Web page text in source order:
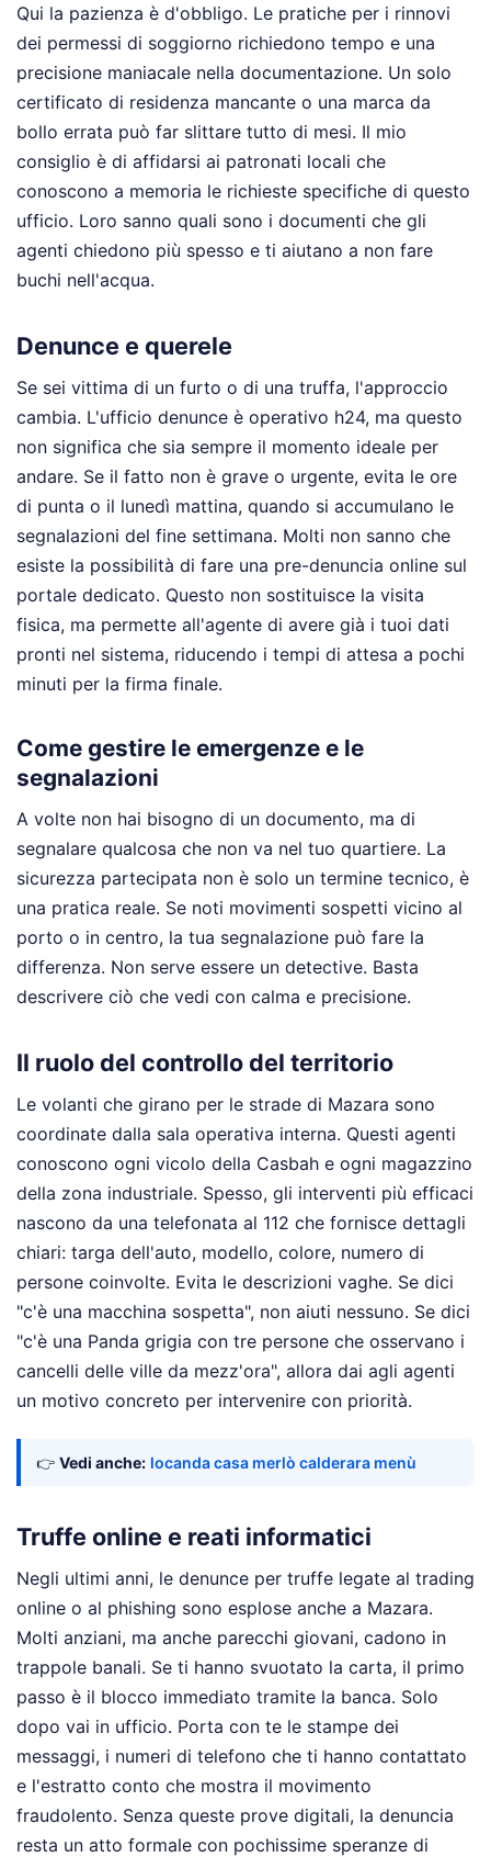
Qui la pazienza è d'obbligo. Le pratiche per i rinnovi
dei permessi di soggiorno richiedono tempo e una
precisione maniacale nella documentazione. Un solo
certificato di residenza mancante o una marca da
bollo errata può far slittare tutto di mesi. Il mio
consiglio è di affidarsi ai patronati locali che
conoscono a memoria le richieste specifiche di questo
ufficio. Loro sanno quali sono i documenti che gli
agenti chiedono più spesso e ti aiutano a non fare
buchi nell'acqua.
Denunce e querele
Se sei vittima di un furto o di una truffa, l'approccio
cambia. L'ufficio denunce è operativo h24, ma questo
non significa che sia sempre il momento ideale per
andare. Se il fatto non è grave o urgente, evita le ore
di punta o il lunedì mattina, quando si accumulano le
segnalazioni del fine settimana. Molti non sanno che
esiste la possibilità di fare una pre-denuncia online sul
portale dedicato. Questo non sostituisce la visita
fisica, ma permette all'agente di avere già i tuoi dati
pronti nel sistema, riducendo i tempi di attesa a pochi
minuti per la firma finale.
Come gestire le emergenze e le
segnalazioni
A volte non hai bisogno di un documento, ma di
segnalare qualcosa che non va nel tuo quartiere. La
sicurezza partecipata non è solo un termine tecnico, è
una pratica reale. Se noti movimenti sospetti vicino al
porto o in centro, la tua segnalazione può fare la
differenza. Non serve essere un detective. Basta
descrivere ciò che vedi con calma e precisione.
Il ruolo del controllo del territorio
Le volanti che girano per le strade di Mazara sono
coordinate dalla sala operativa interna. Questi agenti
conoscono ogni vicolo della Casbah e ogni magazzino
della zona industriale. Spesso, gli interventi più efficaci
nascono da una telefonata al 112 che fornisce dettagli
chiari: targa dell'auto, modello, colore, numero di
persone coinvolte. Evita le descrizioni vaghe. Se dici
"c'è una macchina sospetta", non aiuti nessuno. Se dici
"c'è una Panda grigia con tre persone che osservano i
cancelli delle ville da mezz'ora", allora dai agli agenti
un motivo concreto per intervenire con priorità.
👉 Vedi anche: locanda casa merlò calderara menù
Truffe online e reati informatici
Negli ultimi anni, le denunce per truffe legate al trading
online o al phishing sono esplose anche a Mazara.
Molti anziani, ma anche parecchi giovani, cadono in
trappole banali. Se ti hanno svuotato la carta, il primo
passo è il blocco immediato tramite la banca. Solo
dopo vai in ufficio. Porta con te le stampe dei
messaggi, i numeri di telefono che ti hanno contattato
e l'estratto conto che mostra il movimento
fraudolento. Senza queste prove digitali, la denuncia
resta un atto formale con pochissime speranze di